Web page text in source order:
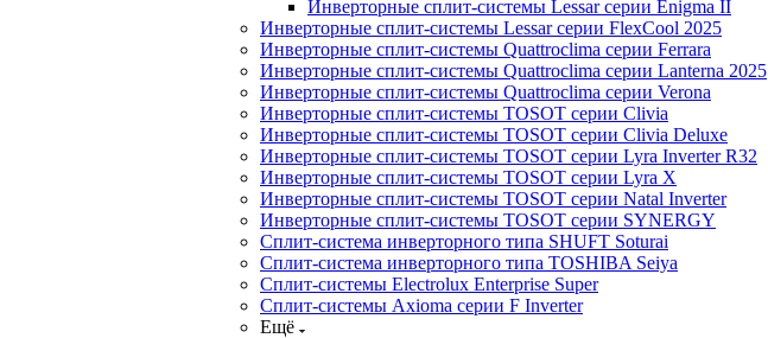
Инверторные сплит-системы Lessar серии Enigma II
Инверторные сплит-системы Lessar серии FlexCool 2025
Инверторные сплит-системы Quattroclima серии Ferrara
Инверторные сплит-системы Quattroclima серии Lanterna 2025
Инверторные сплит-системы Quattroclima серии Verona
Инверторные сплит-системы TOSOT серии Clivia
Инверторные сплит-системы TOSOT серии Clivia Deluxe
Инверторные сплит-системы TOSOT серии Lyra Inverter R32
Инверторные сплит-системы TOSOT серии Lyra X
Инверторные сплит-системы TOSOT серии Natal Inverter
Инверторные сплит-системы TOSOT серии SYNERGY
Сплит-система инверторного типа SHUFT Soturai
Сплит-система инверторного типа TOSHIBA Seiya
Сплит-системы Electrolux Enterprise Super
Сплит-системы Axioma серии F Inverter
Ещё